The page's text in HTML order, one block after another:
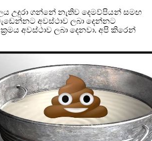
උදුරා ගන්නේ නැතිව දෙමව්පියන් සමඟ
අවස්ථාව ලබා දෙන්නට
අවස්ථාව ලබා දෙනවා. අපි කිරෙන්